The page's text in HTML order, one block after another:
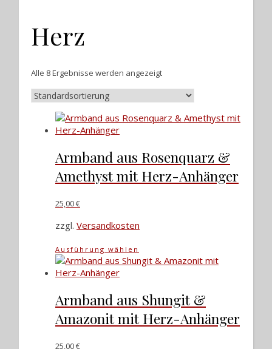
Herz
Alle 8 Ergebnisse werden angezeigt
Armband aus Rosenquarz &
Amethyst mit Herz-Anhänger
25,00€
zzgl. Versandkosten
Ausführung wählen
Produkt
Varianten
auf.
Die
Armband aus Shungit &
Amazonit mit Herz-Anhänger
25,00€